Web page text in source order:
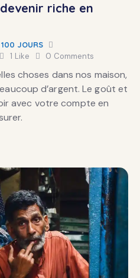
riche en
100 JOURS
1 Like 0 Comments
choses dans nos maison,
d’argent. Le goût et
avec votre compte en